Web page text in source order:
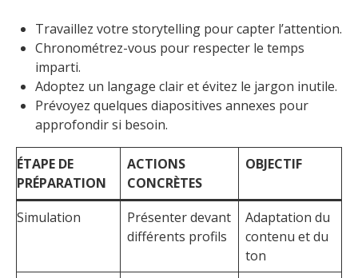
Travaillez votre storytelling pour capter l’attention.
Chronométrez-vous pour respecter le temps
imparti.
Adoptez un langage clair et évitez le jargon inutile.
Prévoyez quelques diapositives annexes pour
approfondir si besoin.
ÉTAPE DE
PRÉPARATION
ACTIONS
CONCRÈTES
OBJECTIF
Simulation
Présenter devant
différents profils
Adaptation du
contenu et du
ton